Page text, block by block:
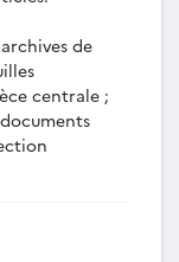
- Provenances
Kirrha de
- "Kirrha
- Fouilles de
de
centrale ;